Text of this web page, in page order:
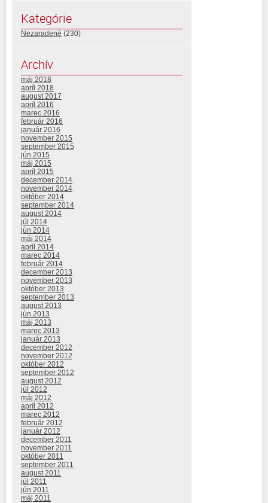
Kategórie
Nezaradené (230)
Archív
máj 2018
apríl 2018
august 2017
apríl 2016
marec 2016
február 2016
január 2016
november 2015
september 2015
jún 2015
máj 2015
apríl 2015
december 2014
november 2014
október 2014
september 2014
august 2014
júl 2014
jún 2014
máj 2014
apríl 2014
marec 2014
február 2014
december 2013
november 2013
október 2013
september 2013
august 2013
jún 2013
máj 2013
marec 2013
január 2013
december 2012
november 2012
október 2012
september 2012
august 2012
júl 2012
máj 2012
apríl 2012
marec 2012
február 2012
január 2012
december 2011
november 2011
október 2011
september 2011
august 2011
júl 2011
jún 2011
máj 2011